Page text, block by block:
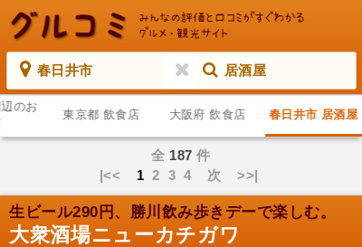
春日井市 居酒屋
のお
東京都 飲食店 大阪府 飲食店 春日井市 居酒屋
全 187 件
|<< 12 3 4 次 >>|
生ビール290円、勝川飲み歩きデーで楽しむ。
大衆酒場ニューカチガワ